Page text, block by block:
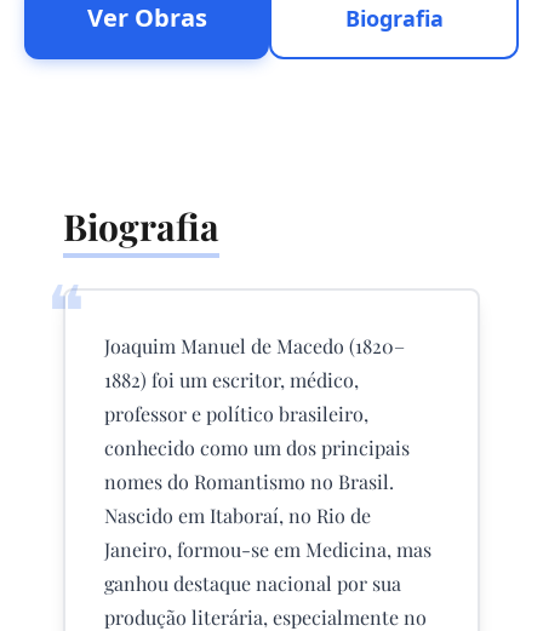
Ver Obras Biografia
Biografia
❝
Joaquim Manuel de Macedo (1820–
1882) foi um escritor, médico,
professor e político brasileiro,
conhecido como um dos principais
nomes do Romantismo no Brasil.
Nascido em Itaboraí, no Rio de
Janeiro, formou-se em Medicina, mas
ganhou destaque nacional por sua
produção literária, especialmente no